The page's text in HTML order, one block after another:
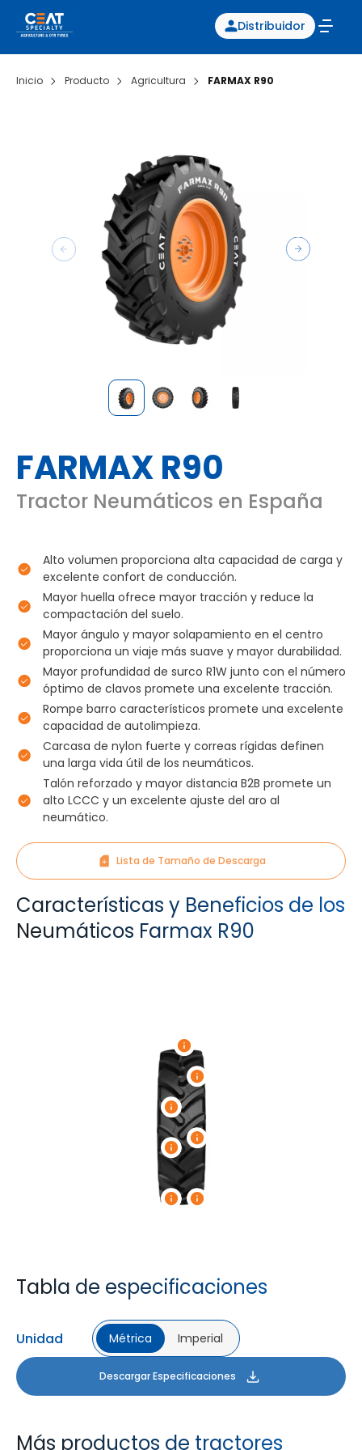
Distribuidor
Inicio Producto Agricultura FARMAX R90
FARMAX R90
Tractor Neumáticos en España
Alto volumen proporciona alta capacidad de carga y
excelente confort de conducción.
Mayor huella ofrece mayor tracción y reduce la
compactación del suelo.
Mayor ángulo y mayor solapamiento en el centro
proporciona un viaje más suave y mayor durabilidad.
Mayor profundidad de surco R1W junto con el número
óptimo de clavos promete una excelente tracción.
Rompe barro característicos promete una excelente
capacidad de autolimpieza.
Carcasa de nylon fuerte y correas rígidas definen
una larga vida útil de los neumáticos.
Talón reforzado y mayor distancia B2B promete un
alto LCCC y un excelente ajuste del aro al
neumático.
Lista de Tamaño de Descarga
Características y Beneficios de los
Neumáticos Farmax R90
Tabla de especificaciones
Unidad Métrica Imperial
Descargar Especificaciones
Más productos de tractores